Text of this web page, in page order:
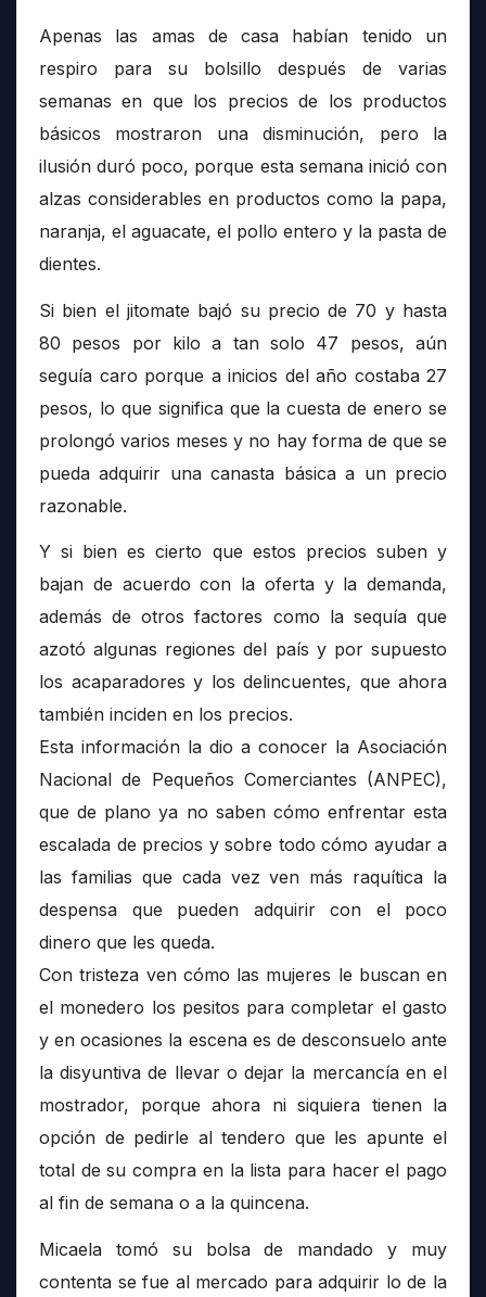
Apenas las amas de casa habían tenido un
respiro para su bolsillo después de varias
semanas en que los precios de los productos
básicos mostraron una disminución, pero la
ilusión duró poco, porque esta semana inició con
alzas considerables en productos como la papa,
naranja, el aguacate, el pollo entero y la pasta de
dientes.
Si bien el jitomate bajó su precio de 70 y hasta
80 pesos por kilo a tan solo 47 pesos, aún
seguía caro porque a inicios del año costaba 27
pesos, lo que significa que la cuesta de enero se
prolongó varios meses y no hay forma de que se
pueda adquirir una canasta básica a un precio
razonable.
Y si bien es cierto que estos precios suben y
bajan de acuerdo con la oferta y la demanda,
además de otros factores como la sequía que
azotó algunas regiones del país y por supuesto
los acaparadores y los delincuentes, que ahora
también inciden en los precios.
Esta información la dio a conocer la Asociación
Nacional de Pequeños Comerciantes (ANPEC),
que de plano ya no saben cómo enfrentar esta
escalada de precios y sobre todo cómo ayudar a
las familias que cada vez ven más raquítica la
despensa que pueden adquirir con el poco
dinero que les queda.
Con tristeza ven cómo las mujeres le buscan en
el monedero los pesitos para completar el gasto
y en ocasiones la escena es de desconsuelo ante
la disyuntiva de llevar o dejar la mercancía en el
mostrador, porque ahora ni siquiera tienen la
opción de pedirle al tendero que les apunte el
total de su compra en la lista para hacer el pago
al fin de semana o a la quincena.
Micaela tomó su bolsa de mandado y muy
contenta se fue al mercado para adquirir lo de la